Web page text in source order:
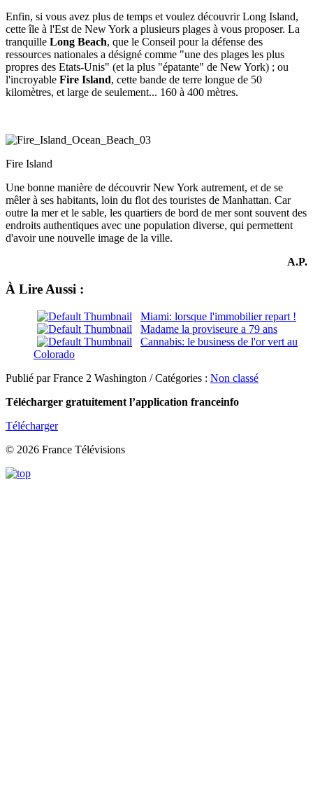
Enfin, si vous avez plus de temps et voulez découvrir Long Island,
cette île à l'Est de New York a plusieurs plages à vous proposer. La
tranquille Long Beach, que le Conseil pour la défense des
ressources nationales a désigné comme "une des plages les plus
propres des Etats-Unis" (et la plus "épatante" de New York) ; ou
l'incroyable Fire Island, cette bande de terre longue de 50
kilomètres, et large de seulement... 160 à 400 mètres.
Fire Island
Une bonne manière de découvrir New York autrement, et de se
mêler à ses habitants, loin du flot des touristes de Manhattan. Car
outre la mer et le sable, les quartiers de bord de mer sont souvent des
endroits authentiques avec une population diverse, qui permettent
d'avoir une nouvelle image de la ville.
A.P.
À Lire Aussi :
Miami: lorsque l'immobilier repart !
Madame la proviseure a 79 ans
Cannabis: le business de l'or vert au
Colorado
Publié par France 2 Washington / Catégories : Non classé
Télécharger gratuitement l’application franceinfo
Télécharger
© 2026 France Télévisions